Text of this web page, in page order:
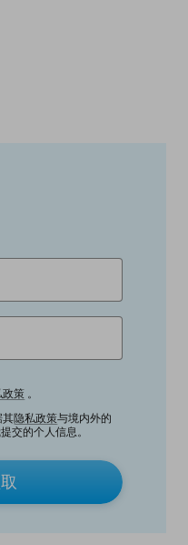
政策 。
其隐私政策与境内外的
交的个人信息。